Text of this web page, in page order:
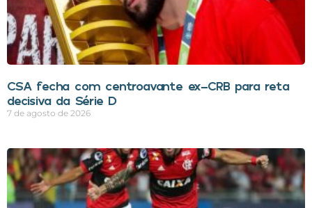
CSA fecha com centroavante ex-CRB para reta
decisiva da Série D
7 de agosto de 2026